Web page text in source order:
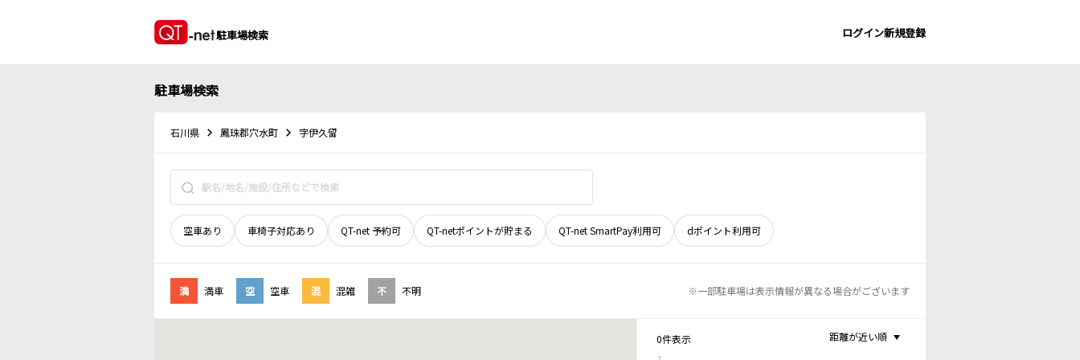
駐車場検索 ログイン新規登録
駐車場検索
石川県 鳳珠郡穴水町 字伊久留
空車あり 車椅子対応あり QT-net 予約可 QT-netポイントが貯まる QT-net SmartPay利用可 dポイント利用可
満 満車 空 空車 混 混雑 不 不明 ※一部駐車場は表示情報が異なる場合がございます
0件表示 距離が近い順